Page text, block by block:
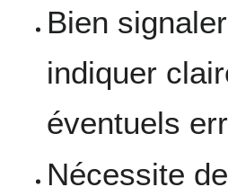
Bien
indiquer
éventuels
Nécessite